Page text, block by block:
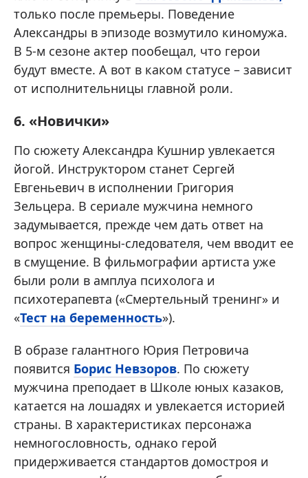
только после премьеры. Поведение
Александры в эпизоде возмутило киномужа.
В 5-м сезоне актер пообещал, что герои
будут вместе. А вот в каком статусе – зависит
от исполнительницы главной роли.
6. «Новички»
По сюжету Александра Кушнир увлекается
йогой. Инструктором станет Сергей
Евгеньевич в исполнении Григория
Зельцера. В сериале мужчина немного
задумывается, прежде чем дать ответ на
вопрос женщины-следователя, чем вводит ее
в смущение. В фильмографии артиста уже
были роли в амплуа психолога и
психотерапевта («Смертельный тренинг» и
«Тест на беременность»).
В образе галантного Юрия Петровича
появится Борис Невзоров. По сюжету
мужчина преподает в Школе юных казаков,
катается на лошадях и увлекается историей
страны. В характеристиках персонажа
немногословность, однако герой
придерживается стандартов домостроя и